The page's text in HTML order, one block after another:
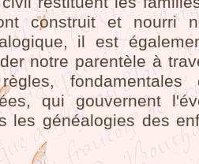
construit et nourri
il est
notre parentèle à
fondamentales
qui gouvernent
les généalogies des